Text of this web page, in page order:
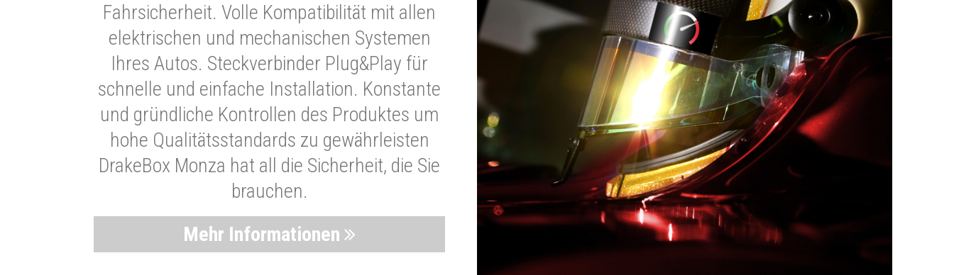
Fahrsicherheit. Volle Kompatibilität mit allen
elektrischen und mechanischen Systemen
Ihres Autos. Steckverbinder Plug&Play für
schnelle und einfache Installation. Konstante
und gründliche Kontrollen des Produktes um
hohe Qualitätsstandards zu gewährleisten
DrakeBox Monza hat all die Sicherheit, die Sie
brauchen.
Mehr Informationen